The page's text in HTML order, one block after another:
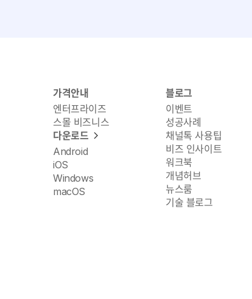
가격안내
엔터프라이즈
스몰 비즈니스
다운로드
Android
iOS
Windows
macOS
블로그
이벤트
성공사례
채널톡 사용팁
비즈 인사이트
워크북
개념허브
뉴스룸
기술 블로그